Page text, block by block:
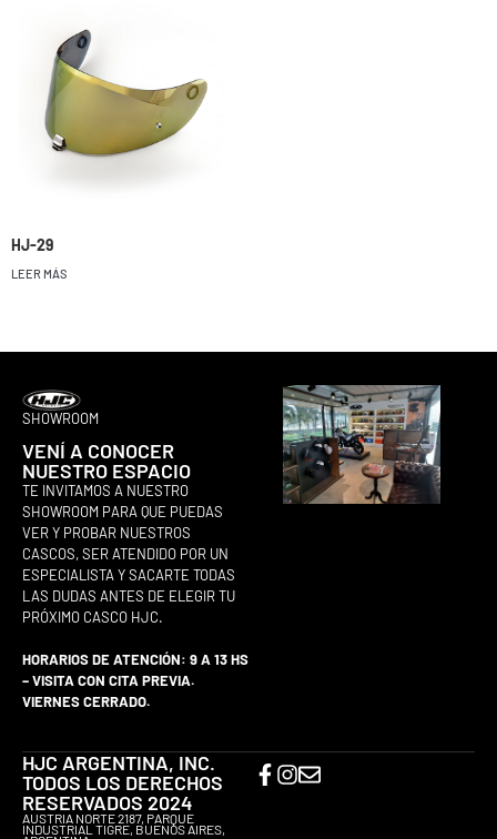
HJ-29
LEER MÁS
SHOWROOM
VENÍ A CONOCER
NUESTRO ESPACIO
TE INVITAMOS A NUESTRO
SHOWROOM PARA QUE PUEDAS
VER Y PROBAR NUESTROS
CASCOS, SER ATENDIDO POR UN
ESPECIALISTA Y SACARTE TODAS
LAS DUDAS ANTES DE ELEGIR TU
PRÓXIMO CASCO HJC.
HORARIOS DE ATENCIÓN: 9 A 13 HS
– VISITA CON CITA PREVIA.
VIERNES CERRADO.
HJC ARGENTINA, INC.
TODOS LOS DERECHOS
RESERVADOS 2024
AUSTRIA NORTE 2187, PARQUE
INDUSTRIAL TIGRE, BUENOS AIRES,